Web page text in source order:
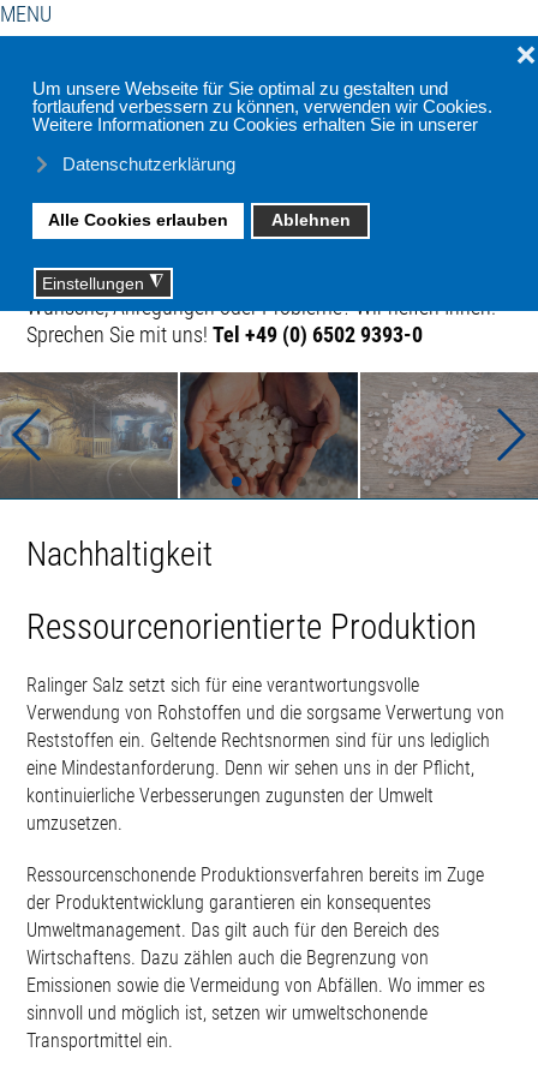
MENU
Sie
Wünsche, Anregungen oder Probleme? Wir helfen Ihnen!
Sprechen Sie mit uns!Tel +49 (0) 6502 9393-0
Nachhaltigkeit
Ressourcenorientierte Produktion
Ralinger Salz setzt sich für eine verantwortungsvolle
Verwendung von Rohstoffen und die sorgsame Verwertung von
Reststoffen ein. Geltende Rechtsnormen sind für uns lediglich
eine Mindestanforderung. Denn wir sehen uns in der Pflicht,
kontinuierliche Verbesserungen zugunsten der Umwelt
umzusetzen.
Ressourcenschonende Produktionsverfahren bereits im Zuge
der Produktentwicklung garantieren ein konsequentes
Umweltmanagement. Das gilt auch für den Bereich des
Wirtschaftens. Dazu zählen auch die Begrenzung von
Emissionen sowie die Vermeidung von Abfällen. Wo immer es
sinnvoll und möglich ist, setzen wir umweltschonende
Transportmittel ein.